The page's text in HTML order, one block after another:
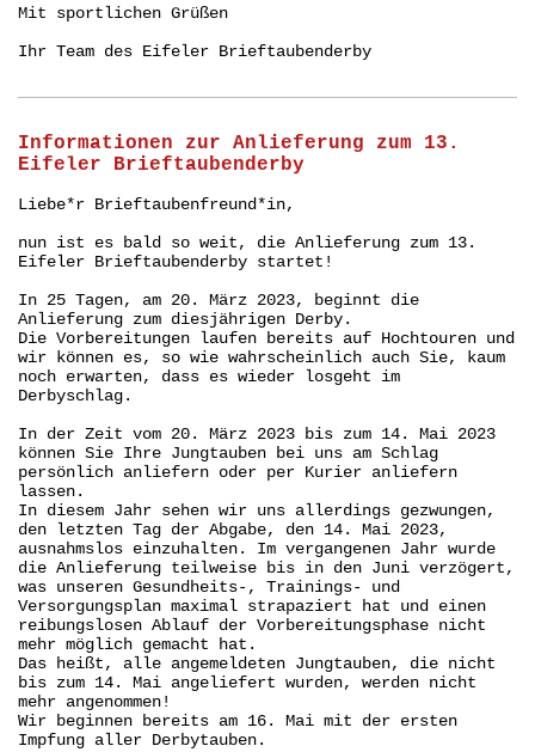
Mit sportlichen Grüßen
Ihr Team des Eifeler Brieftaubenderby
Informationen zur Anlieferung zum 13.
Eifeler Brieftaubenderby
Liebe*r Brieftaubenfreund*in,
nun ist es bald so weit, die Anlieferung zum 13.
Eifeler Brieftaubenderby startet!
In 25 Tagen, am 20. März 2023, beginnt die
Anlieferung zum diesjährigen Derby.
Die Vorbereitungen laufen bereits auf Hochtouren und
wir können es, so wie wahrscheinlich auch Sie, kaum
noch erwarten, dass es wieder losgeht im
Derbyschlag.
In der Zeit vom 20. März 2023 bis zum 14. Mai 2023
können Sie Ihre Jungtauben bei uns am Schlag
persönlich anliefern oder per Kurier anliefern
lassen.
In diesem Jahr sehen wir uns allerdings gezwungen,
den letzten Tag der Abgabe, den 14. Mai 2023,
ausnahmslos einzuhalten. Im vergangenen Jahr wurde
die Anlieferung teilweise bis in den Juni verzögert,
was unseren Gesundheits-, Trainings- und
Versorgungsplan maximal strapaziert hat und einen
reibungslosen Ablauf der Vorbereitungsphase nicht
mehr möglich gemacht hat.
Das heißt, alle angemeldeten Jungtauben, die nicht
bis zum 14. Mai angeliefert wurden, werden nicht
mehr angenommen!
Wir beginnen bereits am 16. Mai mit der ersten
Impfung aller Derbytauben.